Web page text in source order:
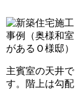
主賓室の天井で
す。階上は勾配